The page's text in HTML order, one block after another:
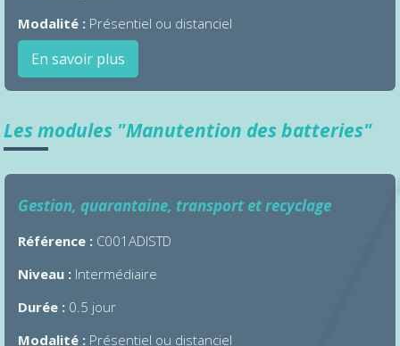
Modalité : Présentiel ou distanciel
En savoir plus
Les modules "Manutention des batteries"
Gestion, quarantaine, transport et recyclage
Référence : C001ADISTD
Niveau : Intermédiaire
Durée : 0.5 jour
Modalité : Présentiel ou distanciel